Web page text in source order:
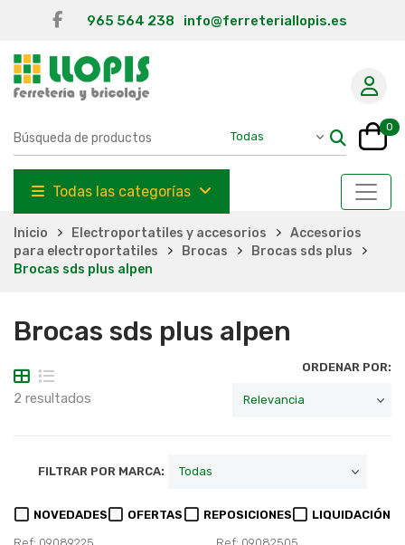
965 564 238 info@ferreteriallopis.es
0
Todas las categorías
Inicio Electroportatiles y accesorios
Accesorios
para electroportatiles
Brocas
Brocas sds plus
Brocas sds plus alpen
Brocas sds plus alpen
2 resultados
ORDENAR POR:
FILTRAR POR MARCA:
NOVEDADES OFERTAS REPOSICIONES LIQUIDACIÓN